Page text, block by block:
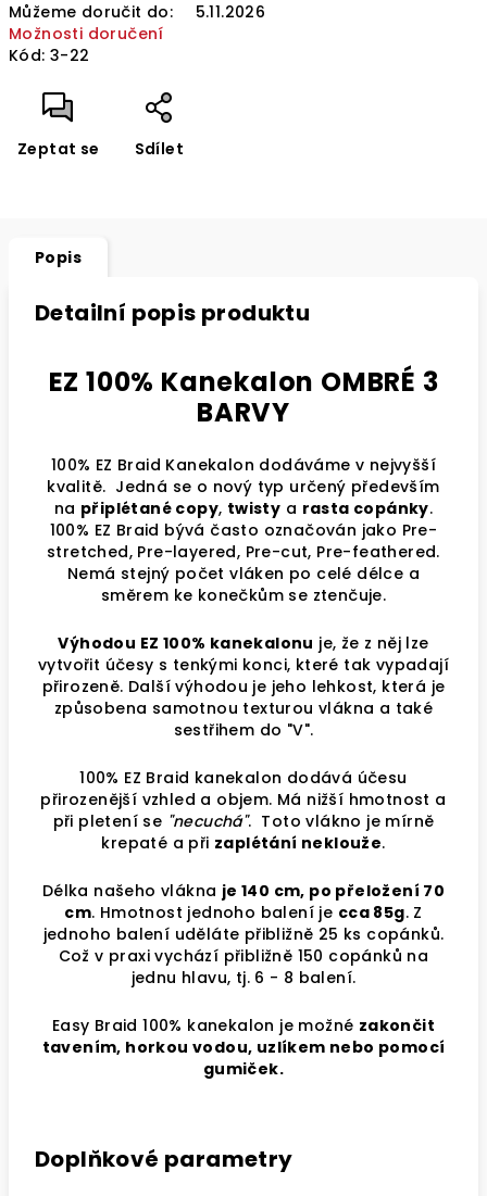
cena:
Můžeme doručit do:
5.11.2026
Možnosti doručení
Kód: 3-22
Zeptat se Sdílet
Popis
Detailní popis produktu
EZ 100% Kanekalon OMBRÉ 3
BARVY
100% EZ Braid Kanekalon dodáváme v nejvyšší
kvalitě. Jedná se o nový typ určený především
na připlétané copy, twisty a rasta copánky.
100% EZ Braid bývá často označován jako Pre-
stretched, Pre-layered, Pre-cut, Pre-feathered.
Nemá stejný počet vláken po celé délce a
směrem ke konečkům se ztenčuje.
Výhodou EZ 100% kanekalonu je, že z něj lze
vytvořit účesy s tenkými konci, které tak vypadají
přirozeně. Další výhodou je jeho lehkost, která je
způsobena samotnou texturou vlákna a také
sestřihem do "V".
100% EZ Braid kanekalon dodává účesu
přirozenější vzhled a objem. Má nižší hmotnost a
při pletení se "necuchá". Toto vlákno je mírně
krepaté a při zaplétání neklouže.
Délka našeho vlákna je 140 cm, po přeložení 70
cm. Hmotnost jednoho balení je cca 85g. Z
jednoho balení uděláte přibližně 25 ks copánků.
Což v praxi vychází přibližně 150 copánků na
jednu hlavu, tj. 6 - 8 balení.
Easy Braid 100% kanekalon je možné zakončit
tavením, horkou vodou, uzlíkem nebo pomocí
gumiček.
Doplňkové parametry